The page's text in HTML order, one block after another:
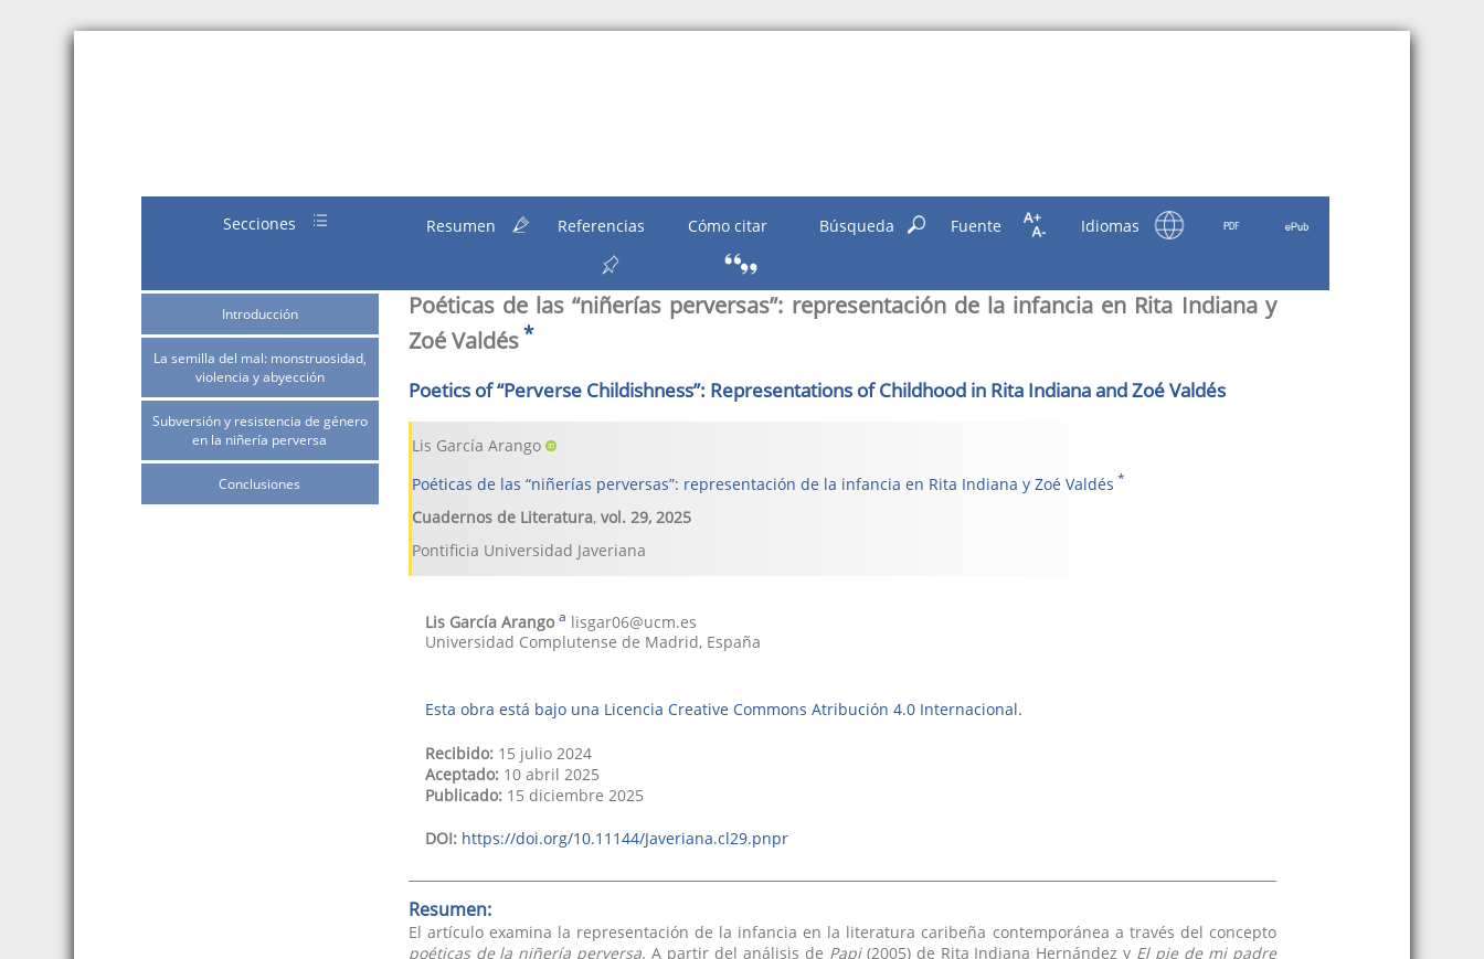
Secciones
Introducción
La semilla del mal: monstruosidad,
violencia y abyección
Subversión y resistencia de género
en la niñería perversa
Conclusiones
Resumen Referencias Cómo citar Búsqueda Fuente Idiomas
Poéticas de las “niñerías perversas”: representación de la infancia en Rita Indiana y
Zoé Valdés*
Poetics of “Perverse Childishness”: Representations of Childhood in Rita Indiana and Zoé Valdés
Lis García Arango
Poéticas de las “niñerías perversas”: representación de la infancia en Rita Indiana y Zoé Valdés *
Cuadernos de Literatura, vol. 29, 2025
Pontificia Universidad Javeriana
Lis García Arango a lisgar06@ucm.es
Universidad Complutense de Madrid, España
Esta obra está bajo una Licencia Creative Commons Atribución 4.0 Internacional.
Recibido:15 julio 2024
Aceptado:10 abril 2025
Publicado: 15 diciembre 2025
DOI: https://doi.org/10.11144/Javeriana.cl29.pnpr
Resumen:
El artículo examina la representación de la infancia en la literatura caribeña contemporánea a través del concepto
poéticas de la niñería perversa. A partir del análisis de Papi(2005) de Rita Indiana Hernández y El pie de mi padre